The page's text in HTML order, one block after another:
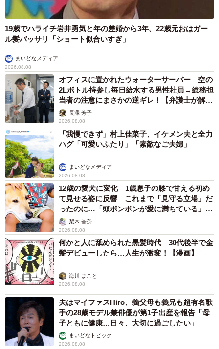
19歳でハライチ岩井勇気と年の差婚から3年、22歳元おはガー
ル髪バッサリ「ショート似合いすぎ」
まいどなメディア
2026.08.08
オフィスに置かれたウォーターサーバー 空の
2Lボトル持参し毎日給水する男性社員→総務担
当者の注意にまさかの逆ギレ！【弁護士が解
説】長澤 芳子
2026.08.08
「我慢できず」村上佳菜子、イケメン夫と全力
ハグ「可愛いふたり」「素敵なご夫婦」
まいどなメディア
2026.08.08
12歳の愛犬に変化 1歳息子の膝で甘える初め
て見せる姿に反響 これまで「見守る立場」だ
ったのに…「頭ポンポンが愛に満ちている」
「尊…」
梨木 香奈
2026.08.08
何かと人に舐められた黒髪時代 30代後半で金
髪デビューしたら…人生が激変！【漫画】
海川 まこと
2026.08.08
夫はマイファスHiro、義父母も義兄も超有名歌
手の28歳モデル兼俳優が第1子出産を報告「母
子ともに健康…日々、大切に過ごしたい」
まいどなトピック
2026.08.08